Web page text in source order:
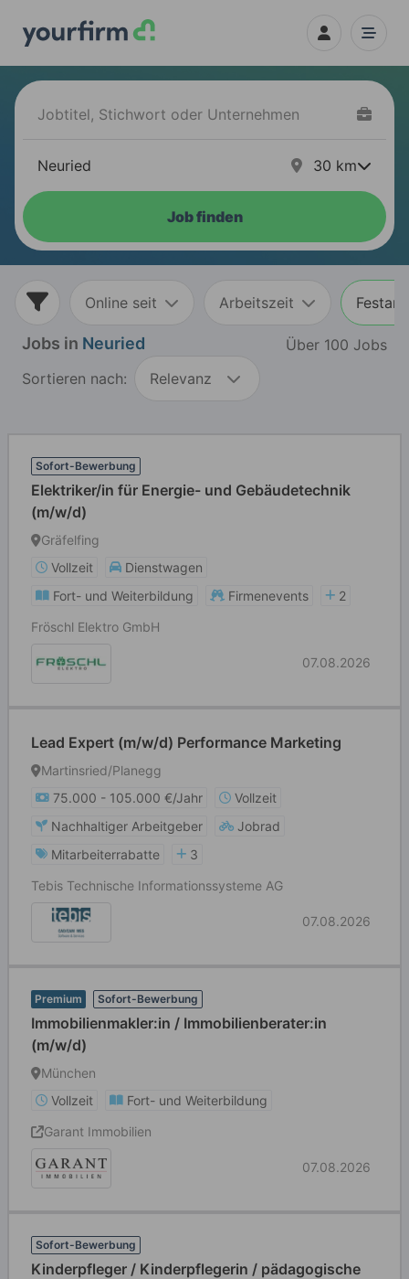
30 km
Job finden
Online seit Arbeitszeit
Jobs in Neuried
Über 100 Jobs
Sortieren nach:
Relevanz
Sofort-Bewerbung
Elektriker/in für Energie- und Gebäudetechnik
(m/w/d)
Gräfelfing
Vollzeit
Dienstwagen
Fort- und Weiterbildung
Firmenevents
2
Fröschl Elektro GmbH
07.08.2026
Lead Expert (m/w/d) Performance Marketing
Martinsried/Planegg
75.000 - 105.000 €/Jahr
Vollzeit
Nachhaltiger Arbeitgeber
Jobrad
Mitarbeiterrabatte
3
Tebis Technische Informationssysteme AG
07.08.2026
Premium Sofort-Bewerbung
Immobilienmakler:in / Immobilienberater:in
(m/w/d)
München
Vollzeit
Fort- und Weiterbildung
Garant Immobilien
07.08.2026
Sofort-Bewerbung
Kinderpfleger / Kinderpflegerin / pädagogische